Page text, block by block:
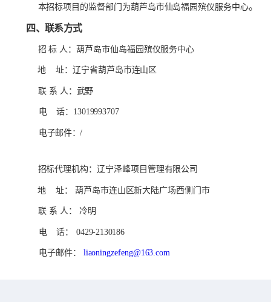
本招标项目的监督部门为葫芦岛市仙岛福园殡仪服务中心。
四、联系方式
招 标 人：葫芦岛市仙岛福园殡仪服务中心
地 址： 辽宁省葫芦岛市连山区
联 系 人： 武野
电 话： 13019993707
电子邮件：/
招标代理机构：辽宁泽峰项目管理有限公司
地 址： 葫芦岛市连山区新大陆广场西侧门市
联 系 人： 冷明
电 话： 0429-2130186
电子邮件： liaoningzefeng@163.com